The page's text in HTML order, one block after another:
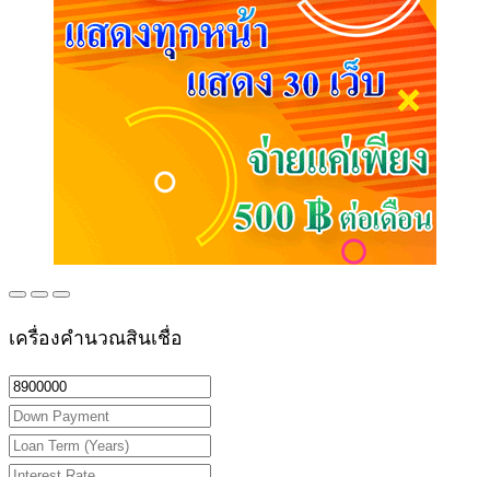
เครื่องคำนวณสินเชื่อ